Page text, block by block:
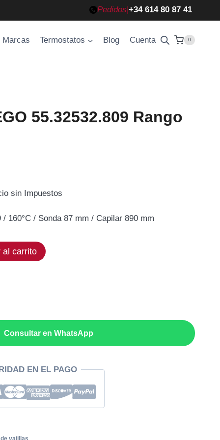
Pedidos|+34 614 80 87 41
Marcas Termostatos Blog Cuenta 0
55.32532.809 Rango
sin Impuestos
160°C / Sonda 87 mm / Capilar 890 mm
al carrito
Consultar en WhatsApp
EN EL PAGO
vajillas